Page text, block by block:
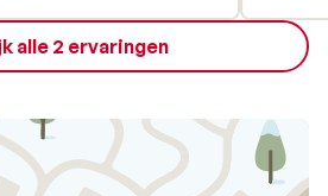
alle 2 ervaringen